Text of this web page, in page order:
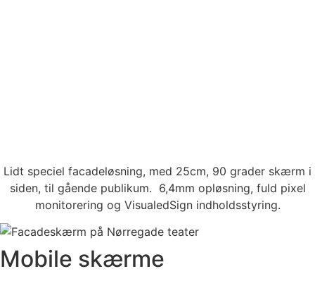
Lidt speciel facadeløsning, med 25cm, 90 grader skærm i
siden, til gående publikum. 6,4mm opløsning, fuld pixel
monitorering og VisualedSign indholdsstyring.
Mobile skærme